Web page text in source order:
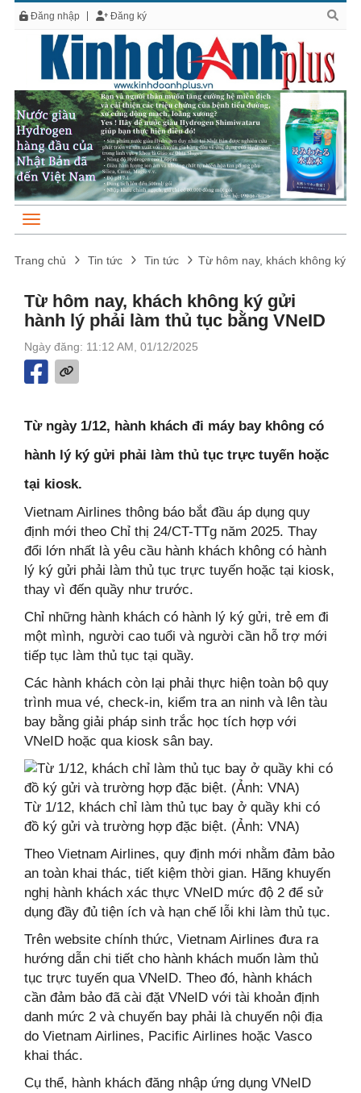
Đăng nhập Đăng ký
Trang chủ Tin tức Tin tức Từ hôm nay, khách không ký
Từ hôm nay, khách không ký gửi
hành lý phải làm thủ tục bằng VNeID
Ngày đăng: 11:12 AM, 01/12/2025
Từ ngày 1/12, hành khách đi máy bay không có
hành lý ký gửi phải làm thủ tục trực tuyến hoặc
tại kiosk.
Vietnam Airlines thông báo bắt đầu áp dụng quy
định mới theo Chỉ thị 24/CT-TTg năm 2025. Thay
đổi lớn nhất là yêu cầu hành khách không có hành
lý ký gửi phải làm thủ tục trực tuyến hoặc tại kiosk,
thay vì đến quầy như trước.
Chỉ những hành khách có hành lý ký gửi, trẻ em đi
một mình, người cao tuổi và người cần hỗ trợ mới
tiếp tục làm thủ tục tại quầy.
Các hành khách còn lại phải thực hiện toàn bộ quy
trình mua vé, check-in, kiểm tra an ninh và lên tàu
bay bằng giải pháp sinh trắc học tích hợp với
VNeID hoặc qua kiosk sân bay.
Từ 1/12, khách chỉ làm thủ tục bay ở quầy khi có
đồ ký gửi và trường hợp đặc biệt. (Ảnh: VNA)
Theo Vietnam Airlines, quy định mới nhằm đảm bảo
an toàn khai thác, tiết kiệm thời gian. Hãng khuyến
nghị hành khách xác thực VNeID mức độ 2 để sử
dụng đầy đủ tiện ích và hạn chế lỗi khi làm thủ tục.
Trên website chính thức, Vietnam Airlines đưa ra
hướng dẫn chi tiết cho hành khách muốn làm thủ
tục trực tuyến qua VNeID. Theo đó, hành khách
cần đảm bảo đã cài đặt VNeID với tài khoản định
danh mức 2 và chuyến bay phải là chuyến nội địa
do Vietnam Airlines, Pacific Airlines hoặc Vasco
khai thác.
Cụ thể, hành khách đăng nhập ứng dụng VNeID